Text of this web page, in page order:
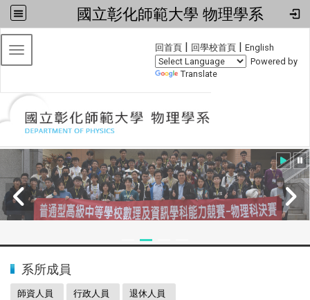
國立彰化師範大學 物理學系
回首頁 | 回學校首頁 | English
Powered by
Translate
Toggle navigation
系所成員
師資人員 行政人員 退休人員